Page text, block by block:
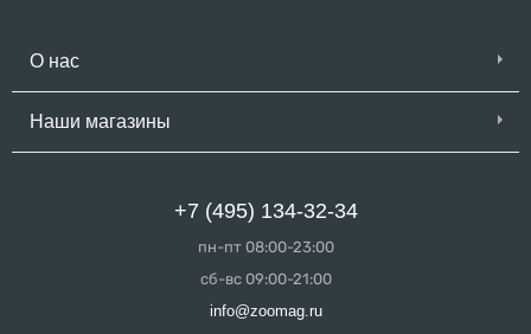
О нас
Наши магазины
+7 (495) 134-32-34
пн-пт 08:00-23:00
сб-вс 09:00-21:00
info@zoomag.ru